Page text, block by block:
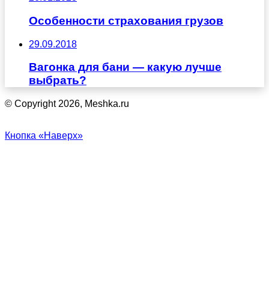
Особенности страхования грузов
29.09.2018
Вагонка для бани — какую лучше
выбрать?
© Copyright 2026, Meshka.ru
Кнопка «Наверх»